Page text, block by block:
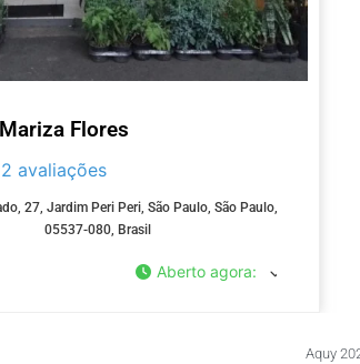
Flores
2 avaliações
27, Jardim Peri Peri, São Paulo, São Paulo,
05537-080, Brasil
Aberto agora:
Aquy